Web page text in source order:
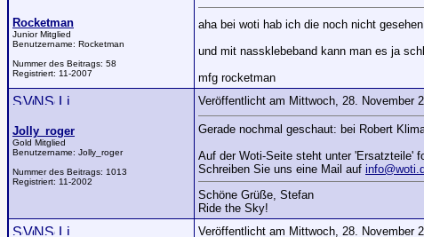
Rocketman
Junior Mitglied
Benutzername: Rocketman
Nummer des Beitrags: 58
Registriert: 11-2007
aha bei woti hab ich die noch nicht gesehen
und mit nassklebeband kann man es ja
mfg rocketman
Jolly_roger
Gold Mitglied
Benutzername: Jolly_roger
Nummer des Beitrags: 1013
Registriert: 11-2002
Veröffentlicht am Mittwoch, 28. November
Gerade nochmal geschaut: bei Robert
Auf der Woti-Seite steht unter 'Ersatzteile'
Schreiben Sie uns eine Mail auf
Schöne Grüße, Stefan
Ride the Sky!
Veröffentlicht am Mittwoch, 28. November